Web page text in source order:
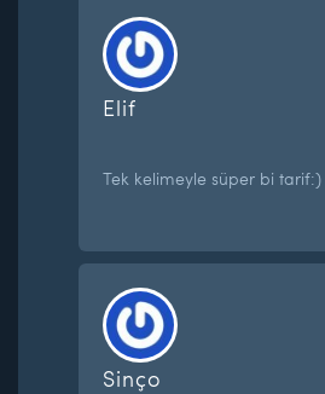
Elif
Tek kelimeyle süper bi tarif:)
Sinço